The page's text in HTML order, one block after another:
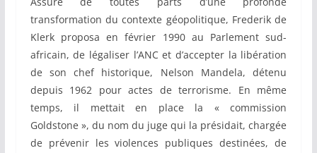
transformation du contexte géopolitique, Frederik de
Klerk proposa en février 1990 au Parlement sud-
africain, de légaliser l’ANC et d’accepter la libération
de son chef historique, Nelson Mandela, détenu
depuis 1962 pour actes de terrorisme. En même
temps, il mettait en place la « commission
Goldstone », du nom du juge qui la présidait, chargée
de prévenir les violences publiques destinées, de